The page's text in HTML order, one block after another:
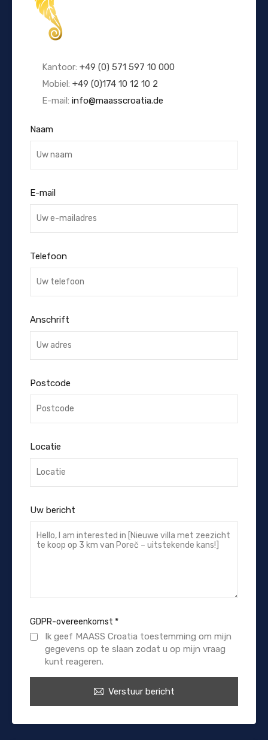
Kantoor: +49 (0) 571 597 10 000
Mobiel: +49 (0)174 10 12 10 2
E-mail: info@maasscroatia.de
Naam
E-mail
Telefoon
Anschrift
Postcode
Locatie
Uw bericht
GDPR-overeenkomst *
Ik geef MAASS Croatia toestemming om mijn
gegevens op te slaan zodat u op mijn vraag
kunt reageren.
Verstuur bericht